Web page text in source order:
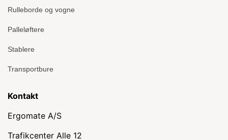
Rulleborde og vogne
Palleløftere
Stablere
Transportbure
Kontakt
Ergomate A/S
Trafikcenter Alle 12